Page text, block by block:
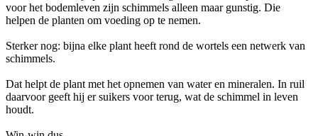
voor het bodemleven zijn schimmels alleen maar gunstig. Die
helpen de planten om voeding op te nemen.
Sterker nog: bijna elke plant heeft rond de wortels een netwerk van
schimmels.
Dat helpt de plant met het opnemen van water en mineralen. In ruil
daarvoor geeft hij er suikers voor terug, wat de schimmel in leven
houdt.